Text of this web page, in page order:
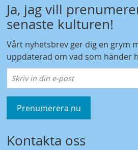
Ja, jag vill
senaste kulturen!
Vårt nyhetsbrev ger dig en grym
uppdaterad om vad som händer
Prenumerera nu
Kontakta oss